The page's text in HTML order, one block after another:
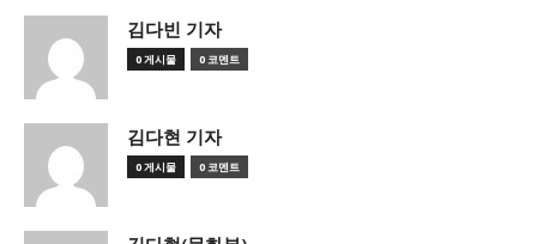
김다빈 기자
0 게시물 0 코멘트
김다현 기자
0 게시물 0 코멘트